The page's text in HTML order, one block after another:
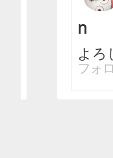
n
よろ
フォ